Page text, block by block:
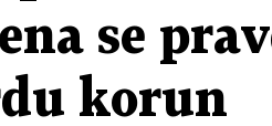
se
korun